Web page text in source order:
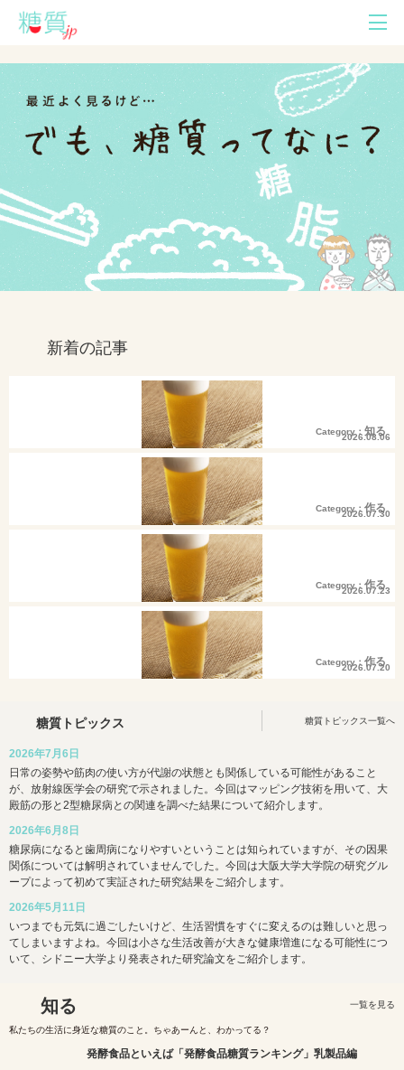
新着の記事
発酵食品といえば「発酵食品糖質ラン
キング」乳製品編
2026.08.06
Category： 知る
低糖質で低カロリー。暑さも引っ込む
アイスレシピは？
2026.07.30
Category： 作る
そうめんのタレで血糖値の上昇を穏や
かに
2026.07.23
Category： 作る
2026.07.20
Category： 作る
糖質トピックス一覧へ
糖質トピックス
2026年7月6日
日常の姿勢や筋肉の使い方が代謝の状態とも関係している可能性があること
が、放射線医学会の研究で示されました。今回はマッピング技術を用いて、大
殿筋の形と2型糖尿病との関連を調べた結果について紹介します。
2026年6月8日
糖尿病になると歯周病になりやすいということは知られていますが、その因果
関係については解明されていませんでした。今回は大阪大学大学院の研究グル
ープによって初めて実証された研究結果をご紹介します。
2026年5月11日
いつまでも元気に過ごしたいけど、生活習慣をすぐに変えるのは難しいと思っ
てしまいますよね。今回は小さな生活改善が大きな健康増進になる可能性につ
いて、シドニー大学より発表された研究論文をご紹介します。
知る
私たちの生活に身近な糖質のこと。ちゃあーんと、わかってる？
一覧を見る
発酵食品といえば「発酵食品糖質ランキング」乳製品編